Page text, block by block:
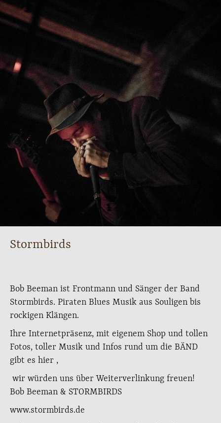
Stormbirds
Bob Beeman ist Frontmann und Sänger der Band
Stormbirds. Piraten Blues Musik aus Souligen bis
rockigen Klängen.
Ihre Internetpräsenz, mit eigenem Shop und tollen
Fotos, toller Musik und Infos rund um die BÄND
gibt es hier ,
wir würden uns über Weiterverlinkung freuen!
Bob Beeman & STORMBIRDS
www.stormbirds.de